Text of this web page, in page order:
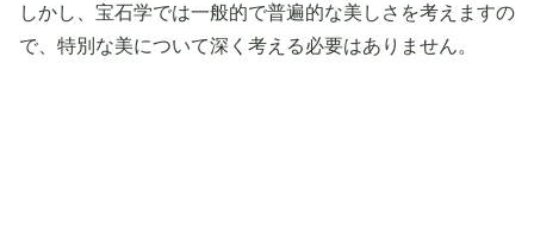
しかし、宝石学では一般的で普遍的な美しさを考えますの
で、特別な美について深く考える必要はありません。